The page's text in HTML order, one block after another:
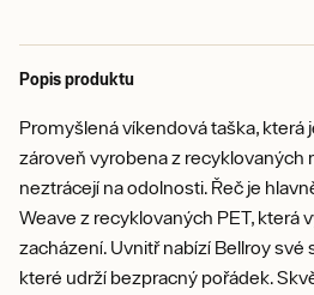
Popis produktu
Promyšlená víkendová taška, která
zároveň vyrobena z recyklovaných
neztrácejí na odolnosti. Řeč je
Weave z recyklovaných PET, která
zacházení. Uvnitř nabízí Bellroy
které udrží bezpracný pořádek.